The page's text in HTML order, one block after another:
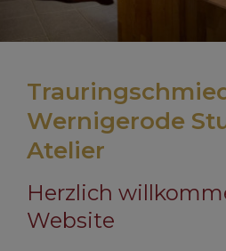
Wernigerode
Atelier
Herzlich
Website